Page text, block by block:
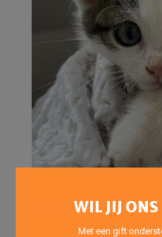
Openingstijden
WIL JIJ
Met een gift